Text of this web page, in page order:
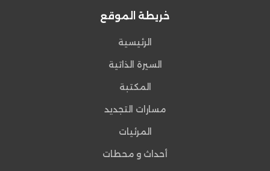
خريطة الموقع
الرئيسية
السيرة الذاتية
المكتبة
مسارات التجديد
المرئيات
أحداث و محطات